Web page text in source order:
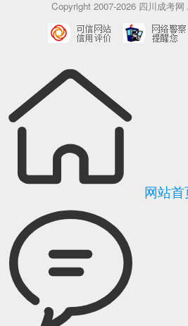
Copyright 2007-2026 四川成考
网站